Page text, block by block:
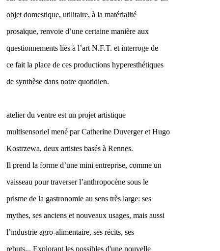
objet domestique, utilitaire, à la matérialité
prosaïque, renvoie d’une certaine manière aux
questionnements liés à l’art N.F.T. et interroge de
ce fait la place de ces productions hyperesthétiques
de synthèse dans notre quotidien.
atelier du ventre est un projet artistique
multisensoriel mené par Catherine Duverger et Hugo
Kostrzewa, deux artistes basés à Rennes.
Il prend la forme d’une mini entreprise, comme un
vaisseau pour traverser l’anthropocène sous le
prisme de la gastronomie au sens très large: ses
mythes, ses anciens et nouveaux usages, mais aussi
l’industrie agro-alimentaire, ses récits, ses
rebuts... Explorant les possibles d'une nouvelle